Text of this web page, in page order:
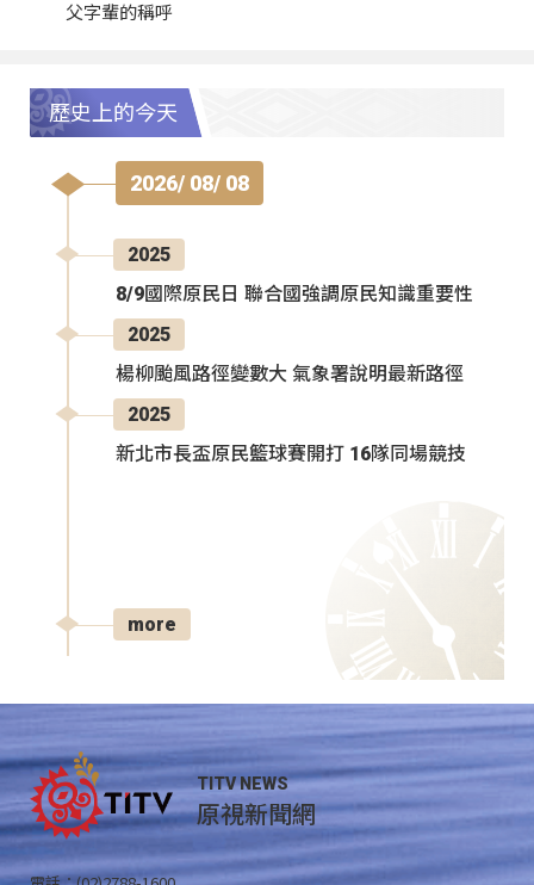
父字輩的稱呼
歷史上的今天
2026/ 08/ 08
2025
8/9國際原民日 聯合國強調原民知識重要性
2025
楊柳颱風路徑變數大 氣象署說明最新路徑
2025
新北市長盃原民籃球賽開打 16隊同場競技
more
TITV NEWS
原視新聞網